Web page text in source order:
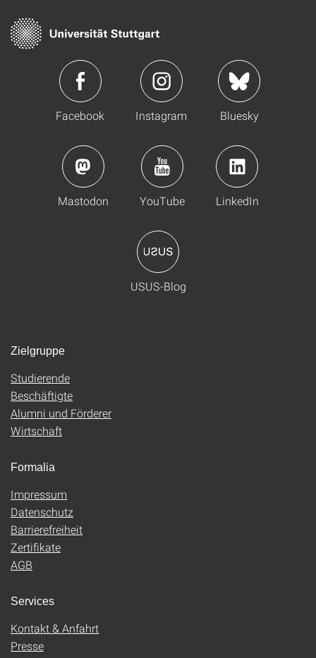
Facebook Instagram Bluesky
Mastodon YouTube LinkedIn
USUS-Blog
Zielgruppe
Studierende
Beschäftigte
Alumni und Förderer
Wirtschaft
Formalia
Impressum
Datenschutz
Barrierefreiheit
Zertifikate
AGB
Services
Kontakt & Anfahrt
Presse